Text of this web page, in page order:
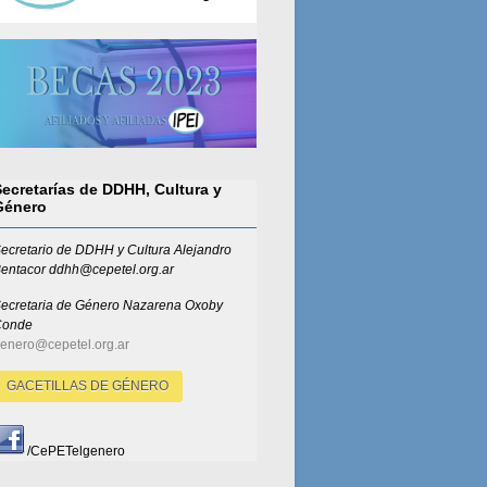
de DDHH, Cultura y
de DDHH y Cultura Alejandro
ddhh@cepetel.org.ar
de GéneroNazarena Oxoby
GACETILLAS DE GÉNERO
/CePETelgenero